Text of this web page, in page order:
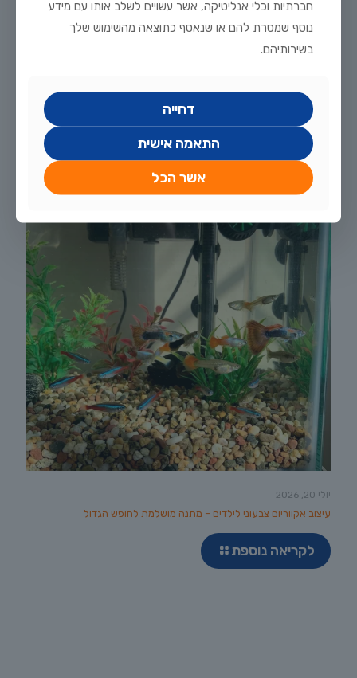
מדריך טיפוח דגי זהב וקוי בבריכת נוי: תנאים, תזונה ומניעת מחלות
לקריאה נוספת
יולי 20, 2026
עיצוב אקווריום צבעוני לילדים – מתנה מושלמת לחופש הגדול
לקריאה נוספת
חברתיות וכלי אנליטיקה, אשר עשויים לשלב אותו עם מידע
נוסף שמסרת להם או שנאסף כתוצאה מהשימוש שלך
בשירותיהם.
דחייה
התאמה אישית
אשר הכל